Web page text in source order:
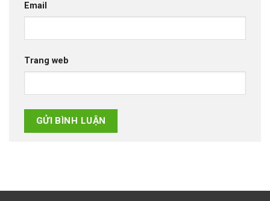
Email
Trang web